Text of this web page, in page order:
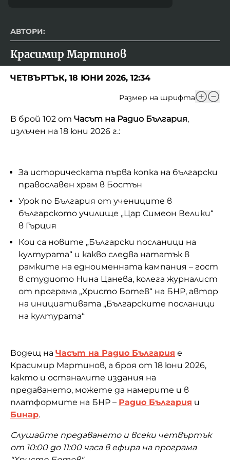
АВТОРИ:
Красимир Мартинов
ЧЕТВЪРТЪК, 18 ЮНИ 2026, 12:34
Размер на шрифта
В брой 102 от Часът на Радио България,
излъчен на 18 юни 2026 г.:
За историческата първа копка на български
православен храм в Бостън
Урок по България от учениците в
българското училище „Цар Симеон Велики“
в Гърция
Кои са новите „Български посланици на
културата“ и какво следва нататък в
рамките на едноименната кампания – гост
в студиото Нина Цанева, колега журналист
от програма „Христо Ботев“ на БНР, автор
на инициативата „Българските посланици
на културата“
Водещ на Часът на Радио България е
Красимир Мартинов, а броя от 18 юни 2026,
както и останалите издания на
предаването, можете да намерите и в
платформите на БНР – Радио България и
Бинар.
Слушайте предаването и всеки четвъртък
от 10:00 до 11:00 часа в ефира на програма